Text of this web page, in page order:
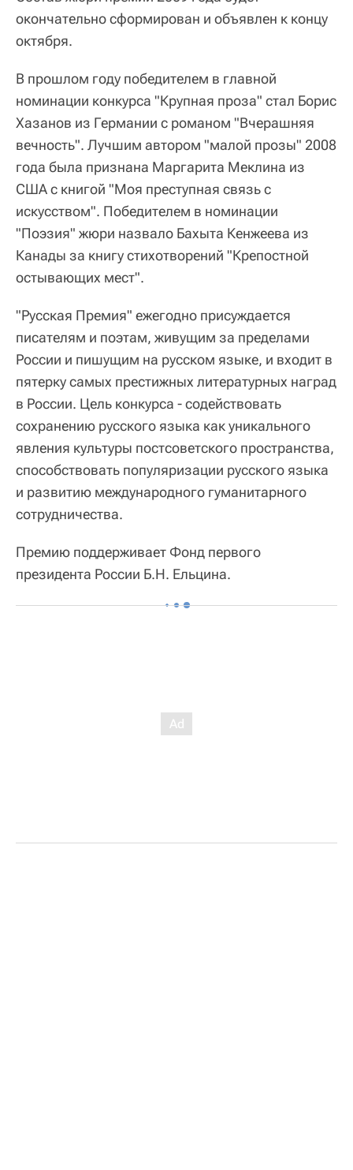
окончательно сформирован и объявлен к концу
октября.
В прошлом году победителем в главной
номинации конкурса "Крупная проза" стал Борис
Хазанов из Германии с романом "Вчерашняя
вечность". Лучшим автором "малой прозы" 2008
года была признана Маргарита Меклина из
США с книгой "Моя преступная связь с
искусством". Победителем в номинации
"Поэзия" жюри назвало Бахыта Кенжеева из
Канады за книгу стихотворений "Крепостной
остывающих мест".
"Русская Премия" ежегодно присуждается
писателям и поэтам, живущим за пределами
России и пишущим на русском языке, и входит в
пятерку самых престижных литературных наград
в России. Цель конкурса - содействовать
сохранению русского языка как уникального
явления культуры постсоветского пространства,
способствовать популяризации русского языка
и развитию международного гуманитарного
сотрудничества.
Премию поддерживает Фонд первого
президента России Б.Н. Ельцина.